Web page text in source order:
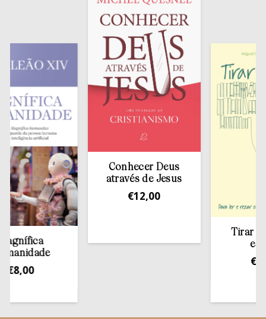
Conhecer Deus
através de Jesus
12,00
Tirar a
estante
13,50